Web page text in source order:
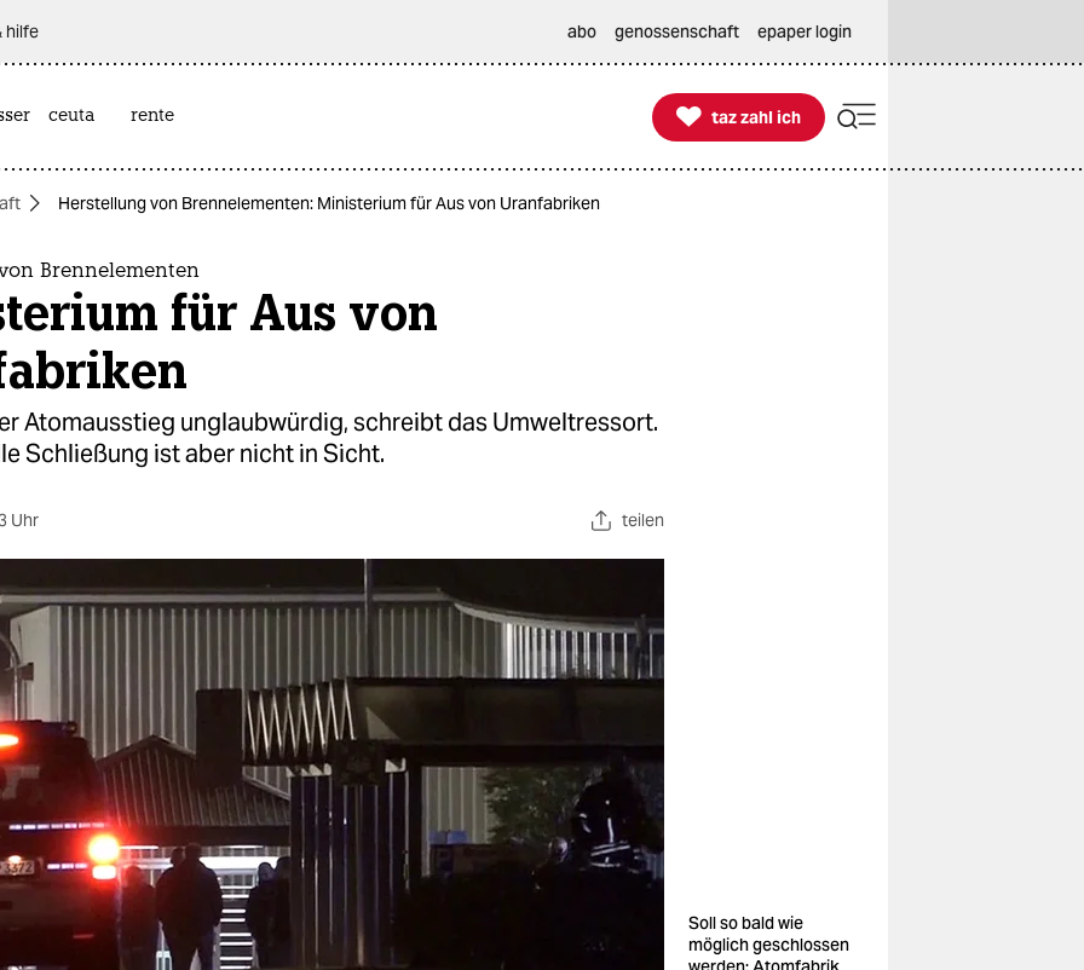
hilfe abo genossenschaft epaper login
ceuta rente 
taz zahl ich
taz zahl ich
Herstellung von Brennelementen: Ministerium für Aus von Uranfabriken
Brennelementen
für Aus von
Atomausstieg unglaubwürdig, schreibt das Umweltressort.
Schließung ist aber nicht in Sicht.
Uhr teilen
Soll so bald wie
möglich geschlossen